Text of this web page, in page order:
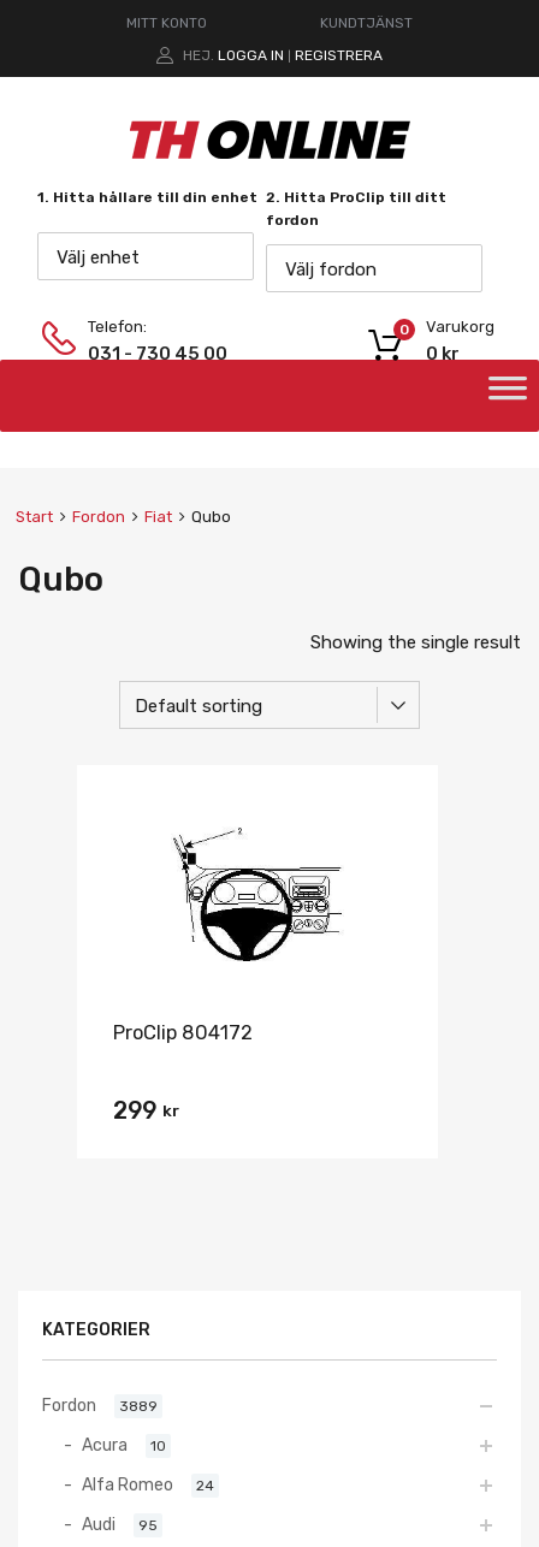
MITT KONTO
KUNDTJÄNST
HEJ. LOGGA IN REGISTRERA
1. Hitta hållare till din enhet
Välj enhet
2. Hitta ProClip till ditt
fordon
Välj fordon
Telefon:
031 - 730 45 00
Varukorg
0 kr
0
Start Fordon Fiat Qubo
Qubo
Showing the single result
ProClip 804172
299 kr
KATEGORIER
Fordon 3889
Acura 10
Alfa Romeo 24
Audi 95